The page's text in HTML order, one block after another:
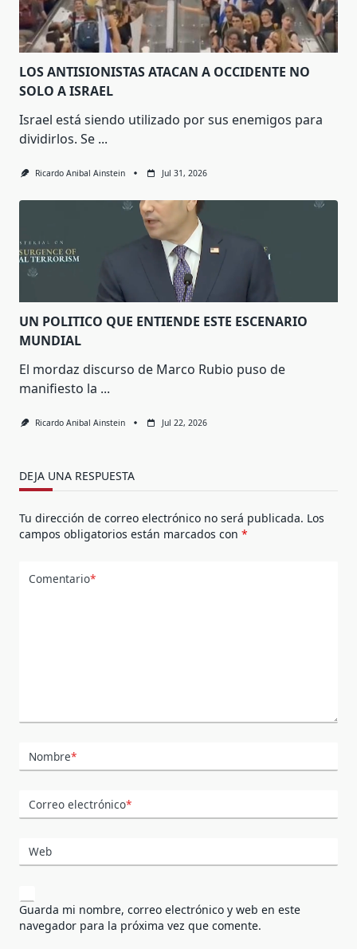
LOS ANTISIONISTAS ATACAN A OCCIDENTE NO
SOLO A ISRAEL
Israel está siendo utilizado por sus enemigos para
dividirlos. Se ...
Ricardo Anibal Ainstein Jul 31, 2026
UN POLITICO QUE ENTIENDE ESTE ESCENARIO
MUNDIAL
El mordaz discurso de Marco Rubio puso de
manifiesto la ...
Ricardo Anibal Ainstein Jul 22, 2026
DEJA UNA RESPUESTA
Tu dirección de correo electrónico no será publicada. Los
campos obligatorios están marcados con *
Comentario*
Nombre*
Correo electrónico*
Web
Guarda mi nombre, correo electrónico y web en este
navegador para la próxima vez que comente.